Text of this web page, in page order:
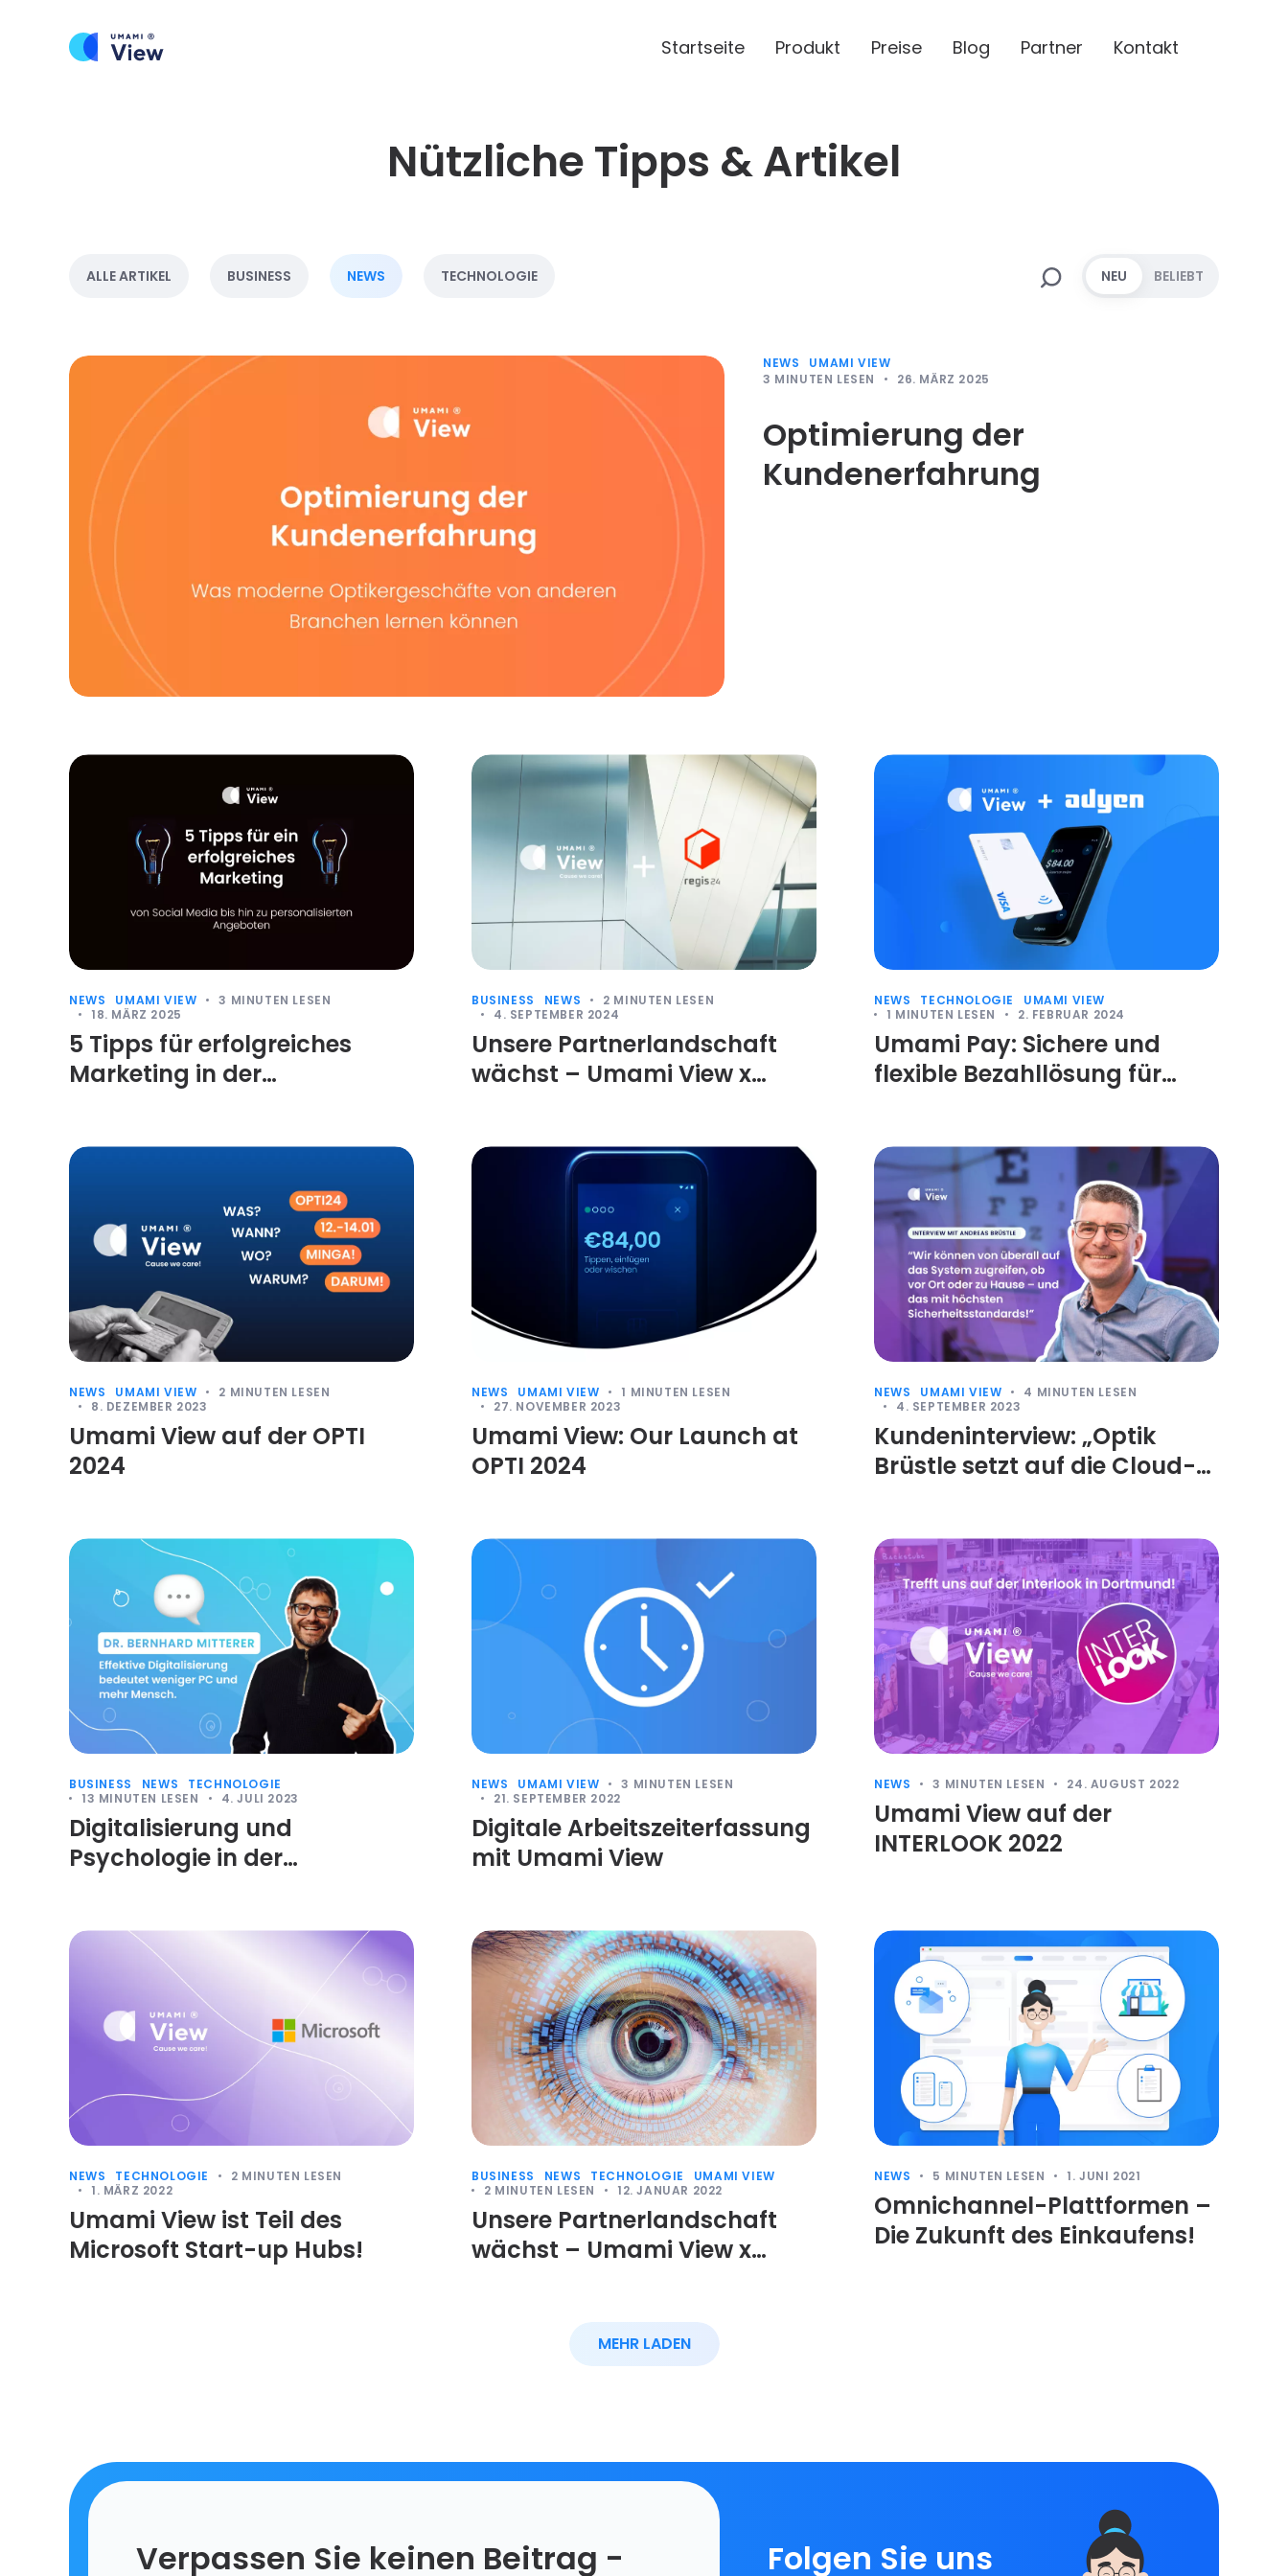
Startseite Produkt Preise Blog Partner Kontakt
Nützliche Tipps & Artikel
ALLE ARTIKEL BUSINESS NEWS TECHNOLOGIE NEU BELIEBT
NEWS
UMAMI VIEW
3 MINUTEN LESEN 26. MÄRZ 2025
Optimierung der
Kundenerfahrung
NEWS UMAMI VIEW 3 MINUTEN LESEN
18. MÄRZ 2025
5 Tipps für erfolgreiches
Marketing in der
BUSINESS NEWS 2 MINUTEN LESEN
4. SEPTEMBER 2024
Unsere Partnerlandschaft
wächst – Umami View x
NEWS TECHNOLOGIE
UMAMI VIEW
1 MINUTEN LESEN 2. FEBRUAR 2024
Umami Pay: Sichere und
flexible Bezahllösung für
NEWS UMAMI VIEW 2 MINUTEN LESEN
8. DEZEMBER 2023
Umami View auf der OPTI
2024
NEWS UMAMI VIEW 1 MINUTEN LESEN
27. NOVEMBER 2023
Umami View: Our Launch at
OPTI 2024
NEWS UMAMI VIEW 4 MINUTEN LESEN
4. SEPTEMBER 2023
Kundeninterview: „Optik
Brüstle setzt auf die Cloud-
BUSINESS NEWS
TECHNOLOGIE
13 MINUTEN LESEN 4. JULI 2023
Digitalisierung und
Psychologie in der
NEWS UMAMI VIEW 3 MINUTEN LESEN
21. SEPTEMBER 2022
Digitale Arbeitszeiterfassung
mit Umami View
NEWS 3 MINUTEN LESEN 24. AUGUST 2022
Umami View auf der
INTERLOOK 2022
NEWS TECHNOLOGIE 2 MINUTEN LESEN
1. MÄRZ 2022
Umami View ist Teil des
Microsoft Start-up Hubs!
BUSINESS NEWS TECHNOLOGIE
UMAMI VIEW
2 MINUTEN LESEN 12. JANUAR 2022
Unsere Partnerlandschaft
wächst – Umami View x
NEWS 5 MINUTEN LESEN 1. JUNI 2021
Omnichannel-Plattformen –
Die Zukunft des Einkaufens!
MEHR LADEN
Verpassen Sie keinen Beitrag - Folgen Sie uns